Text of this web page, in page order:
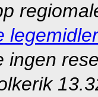
ingen